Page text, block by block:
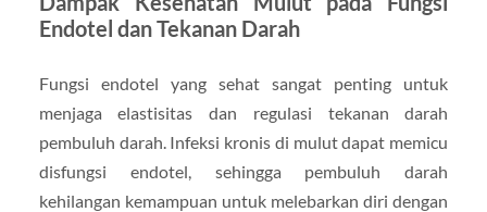
Endotel dan Tekanan Darah
Fungsi endotel yang sehat sangat penting untuk
menjaga elastisitas dan regulasi tekanan darah
pembuluh darah. Infeksi kronis di mulut dapat memicu
disfungsi endotel, sehingga pembuluh darah
kehilangan kemampuan untuk melebarkan diri dengan